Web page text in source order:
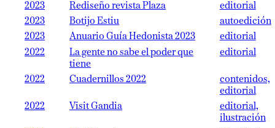
2023
Rediseño revista Plaza
editorial
2023
Botijo Estiu
autoedición
2023
Anuario Guía Hedonista 2023
editorial
2022
La gente no sabe el poder que
tiene
editorial
2022 Cuadernillos 2022
contenidos,
editorial
2022
Visit Gandia
editorial,
ilustración